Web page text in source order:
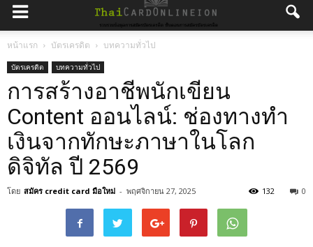
หน้าแรก บัตรเครดิต บทความทั่วไป
บัตรเครดิต บทความทั่วไป
การสร้างอาชีพนักเขียน
Content ออนไลน์: ช่องทางทำ
เงินจากทักษะภาษาในโลก
ดิจิทัล ปี 2569
โดย สมัคร credit card มือใหม่ - พฤศจิกายน 27, 2025 0
132